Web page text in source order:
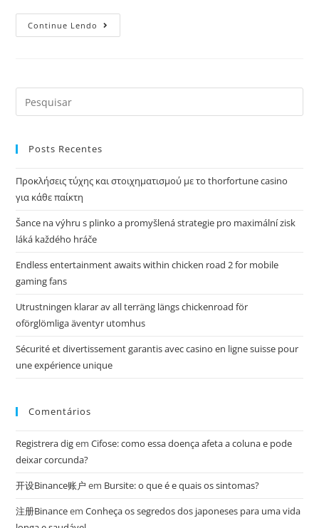
Continue Lendo
Posts Recentes
Προκλήσεις τύχης και στοιχηματισμού με το thorfortune casino
για κάθε παίκτη
Šance na výhru s plinko a promyšlená strategie pro maximální zisk
láká každého hráče
Endless entertainment awaits within chicken road 2 for mobile
gaming fans
Utrustningen klarar av all terräng längs chickenroad för
oförglömliga äventyr utomhus
Sécurité et divertissement garantis avec casino en ligne suisse pour
une expérience unique
Comentários
Registrera digemCifose: como essa doença afeta a coluna e pode
deixar corcunda?
开设Binance账户 em Bursite: o que é e quais os sintomas?
注册BinanceemConheça os segredos dos japoneses para uma vida